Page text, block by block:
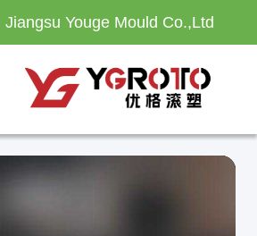
Jiangsu Youge Mould Co.,Ltd